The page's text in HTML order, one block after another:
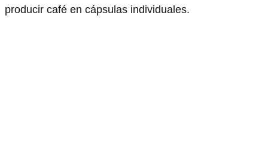
producir café en cápsulas individuales.